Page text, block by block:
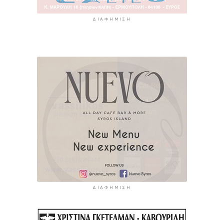
ΔΙΑΦΉΜΙΣΗ
ΔΙΑΦΉΜΙΣΗ